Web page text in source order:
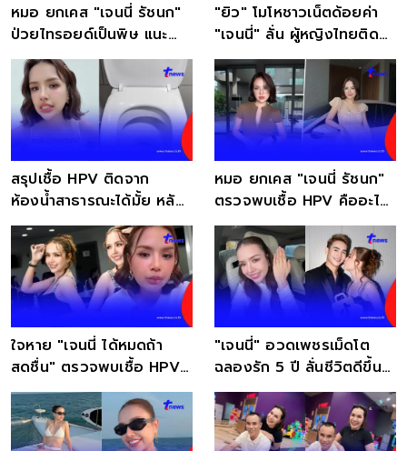
หมอ ยกเคส "เจนนี่ รัชนก"
ป่วยไทรอยด์เป็นพิษ แนะ
อาการแบบนี้ควรรีบตรวจ
"ยิว" โมโหชาวเน็ตด้อยค่า
"เจนนี่" ลั่น ผู้หญิงไทยติด
เป็นหมื่น
สรุปเชื้อ HPV ติดจาก
ห้องน้ำสาธารณะได้มั้ย หลัง
เจนนี่ ออกโรงเตือน
หมอ ยกเคส "เจนนี่ รัชนก"
ตรวจพบเชื้อ HPV คืออะไร
แนะวิธีลดความเสี่ยง
ใจหาย "เจนนี่ ได้หมดถ้า
สดชื่น" ตรวจพบเชื้อ HPV
มานานกว่า 4 ปีแล้ว
"เจนนี่" อวดเพชรเม็ดโต
ฉลองรัก 5 ปี ลั่นชีวิตดีขึ้น
เพราะสามี